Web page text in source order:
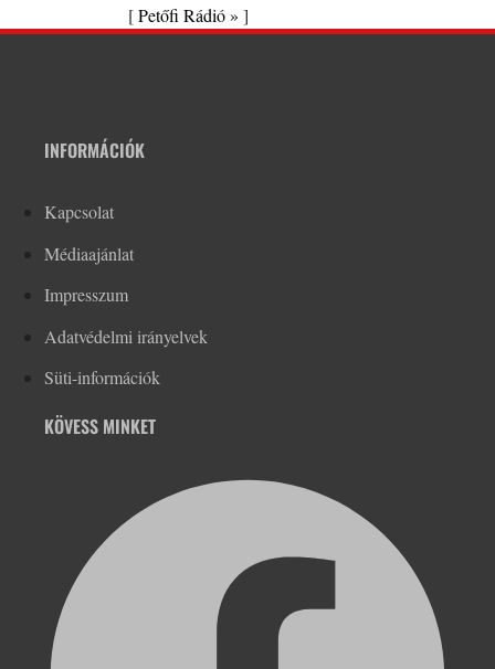
[Petőfi Rádió » ]
INFORMÁCIÓK
Kapcsolat
Médiaajánlat
Impresszum
Adatvédelmi irányelvek
Süti-információk
KÖVESS MINKET